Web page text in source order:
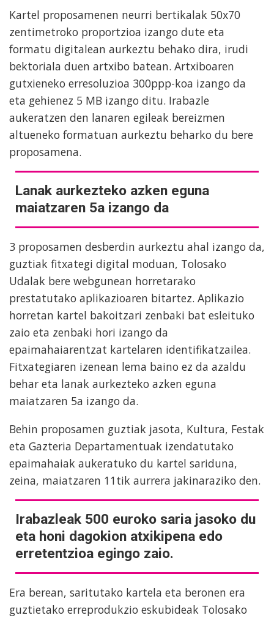
Kartel proposamenen neurri bertikalak 50x70
zentimetroko proportzioa izango dute eta
formatu digitalean aurkeztu behako dira, irudi
bektoriala duen artxibo batean. Artxiboaren
gutxieneko erresoluzioa 300ppp-koa izango da
eta gehienez 5 MB izango ditu. Irabazle
aukeratzen den lanaren egileak bereizmen
altueneko formatuan aurkeztu beharko du bere
proposamena.
Lanak aurkezteko azken eguna
maiatzaren 5a izango da
3 proposamen desberdin aurkeztu ahal izango da,
guztiak fitxategi digital moduan, Tolosako
Udalak bere webgunean horretarako
prestatutako aplikazioaren bitartez. Aplikazio
horretan kartel bakoitzari zenbaki bat esleituko
zaio eta zenbaki hori izango da
epaimahaiarentzat kartelaren identifikatzailea.
Fitxategiaren izenean lema baino ez da azaldu
behar eta lanak aurkezteko azken eguna
maiatzaren 5a izango da.
Behin proposamen guztiak jasota, Kultura, Festak
eta Gazteria Departamentuak izendatutako
epaimahaiak aukeratuko du kartel sariduna,
zeina, maiatzaren 11tik aurrera jakinaraziko den.
Irabazleak 500 euroko saria jasoko du
eta honi dagokion atxikipena edo
erretentzioa egingo zaio.
Era berean, saritutako kartela eta beronen era
guztietako erreprodukzio eskubideak Tolosako